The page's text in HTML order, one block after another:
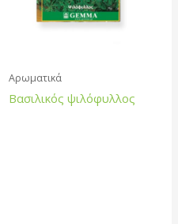
Αρωματικά
Βασιλικός ψιλόφυλλος